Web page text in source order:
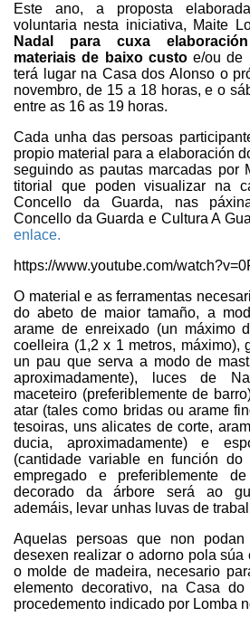
Este ano, a proposta
voluntaria nesta iniciativa, Maite
Nadal para cuxa
materiais de baixo custoe/ou de
terá lugar na Casa dos Alonso o
novembro, de 15 a 18 horas, e o
entre as 16 as 19 horas.
Cada unha das persoas
propio material para a elaboración
seguindo as pautas marcadas por
titorial que poden visualizar na
Concello da Guarda, nas
Concello da Guarda e Cultura A
enlace.
https://www.youtube.com/
O material e as ferramentas
do abeto de maior tamaño, a
arame de enreixado (un máximo
coelleira (1,2 x 1 metros, máximo),
un pau que serva a modo de
aproximadamente), luces de
maceteiro (preferiblemente de
atar (tales como bridas ou arame
tesoiras, uns alicates de corte,
ducia, aproximadamente) e
(cantidade variable en función do
empregado e preferiblemente
decorado da árbore será ao
ademáis, levar unhas luvas de
Aquelas persoas que non
desexen realizar o adorno pola súa
o molde de madeira, necesario
elemento decorativo, na Casa
procedemento indicado por Lomba